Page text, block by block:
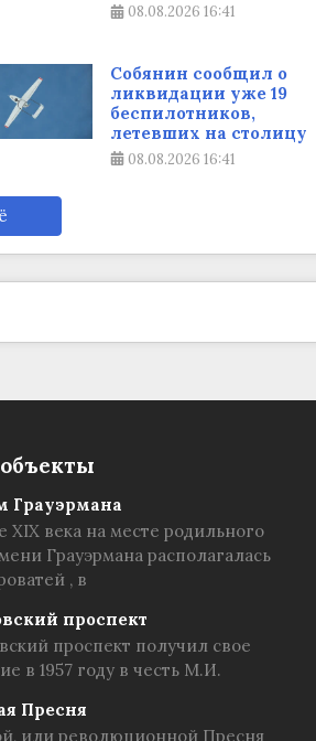
08.08.2026 16:41
Собянин сообщил о
ликвидации уже 19
беспилотников,
летевших на столицу
08.08.2026 16:41
Грауэрмана
XIX века на месте родильного
Грауэрмана располагалась
, в
проспект
проспект получил свое
в 1957 году в честь М.И.
Пресня
или революционной Пресня